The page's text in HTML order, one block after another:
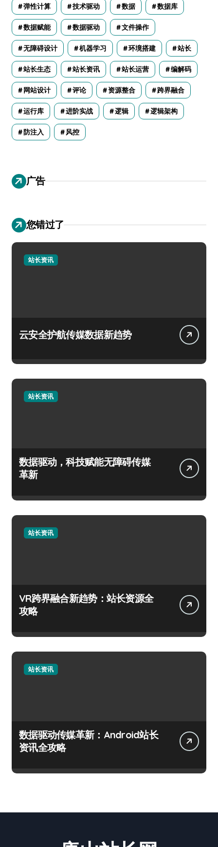
弹性计算 技术驱动 数据 数据库
数据赋能 数据驱动 文件操作
无障碍设计 机器学习 环境搭建 站长
站长生态 站长资讯 站长运营 编解码
网站设计 评论 资源整合 跨界融合
运行库 进阶实战 逻辑 逻辑架构
防注入 风控
广告
您错过了
站长资讯
云安全护航传媒数据新趋势
站长资讯
数据驱动，科技赋能无障碍传媒
革新
站长资讯
VR跨界融合新趋势：站长资源全
攻略
站长资讯
数据驱动传媒革新：Android站长
资讯全攻略